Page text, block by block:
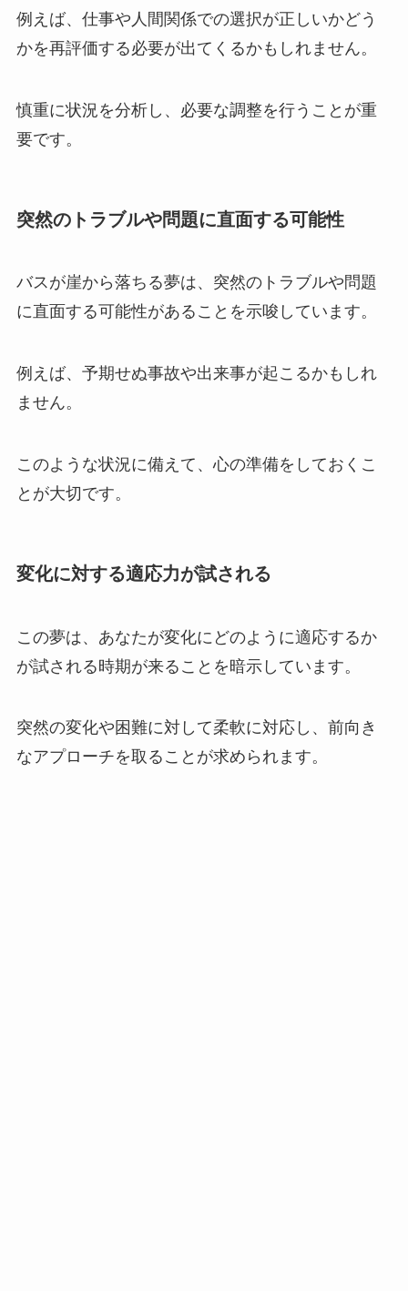
例えば、仕事や人間関係での選択が正しいかどう
かを再評価する必要が出てくるかもしれません。
慎重に状況を分析し、必要な調整を行うことが重
要です。
突然のトラブルや問題に直面する可能性
バスが崖から落ちる夢は、突然のトラブルや問題
に直面する可能性があることを示唆しています。
例えば、予期せぬ事故や出来事が起こるかもしれ
ません。
このような状況に備えて、心の準備をしておくこ
とが大切です。
変化に対する適応力が試される
この夢は、あなたが変化にどのように適応するか
が試される時期が来ることを暗示しています。
突然の変化や困難に対して柔軟に対応し、前向き
なアプローチを取ることが求められます。